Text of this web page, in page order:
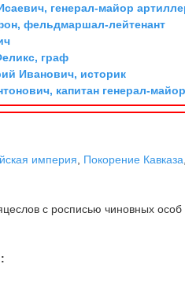
генерал-майор
фельдмаршал-лейтенант
граф
Иванович, историк
капитан генерал-
империя Покорение Кавказа
с росписью чиновных